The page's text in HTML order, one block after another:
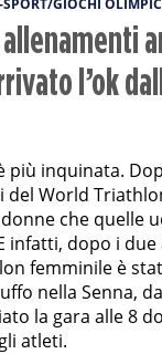
SPORT/GIOCHI
allenamenti
l’ok
più inquinata.
del World
che quelle
infatti, dopo i
femminile è
nella Senna,
la gara alle 8
atleti.